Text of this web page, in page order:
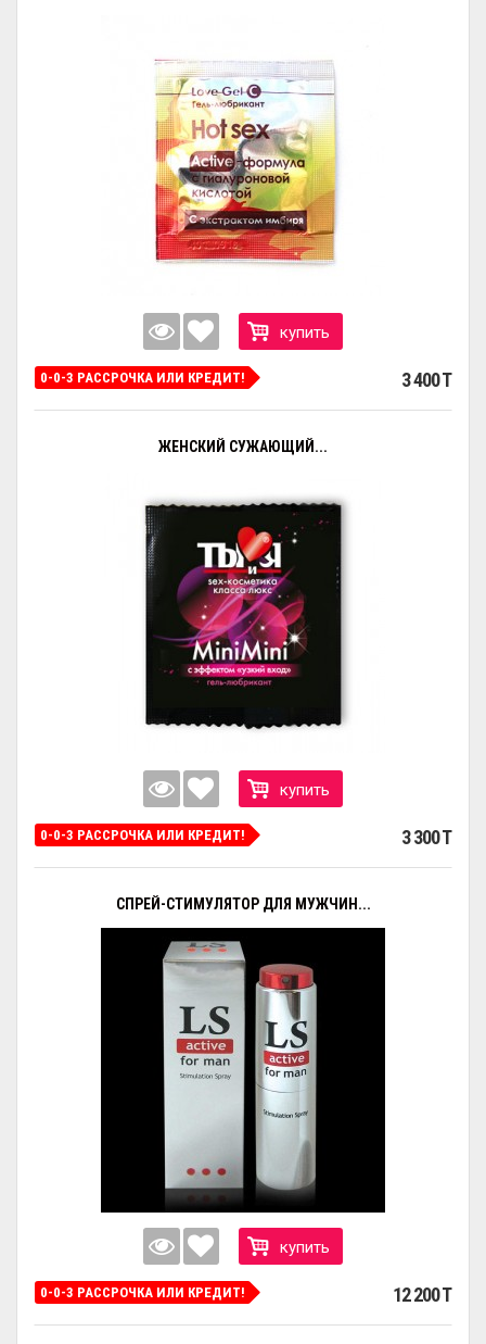
купить
0-0-3 РАССРОЧКА ИЛИ КРЕДИТ! 3 400 T
ЖЕНСКИЙ СУЖАЮЩИЙ...
купить
0-0-3 РАССРОЧКА ИЛИ КРЕДИТ! 3 300 T
СПРЕЙ-СТИМУЛЯТОР ДЛЯ МУЖЧИН...
купить
0-0-3 РАССРОЧКА ИЛИ КРЕДИТ! 12 200 T